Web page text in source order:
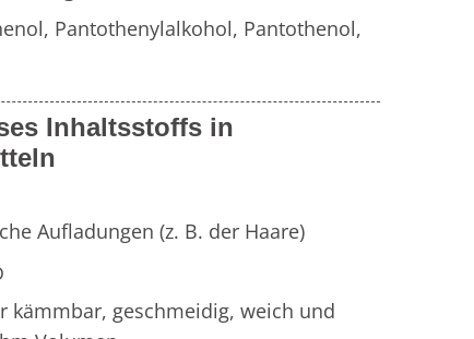
Zahnersatz
Produktsicherheit
Pantothenylalkohol, Pantothenol,
Inhaltsstoffs in
Aufladungen (z. B. der Haare)
kämmbar, geschmeidig, weich und